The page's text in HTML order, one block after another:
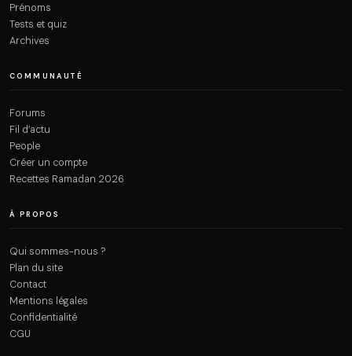
Prénoms
Tests et quiz
Archives
COMMUNAUTÉ
Forums
Fil d’actu
People
Créer un compte
Recettes Ramadan 2026
À PROPOS
Qui sommes-nous ?
Plan du site
Contact
Mentions légales
Confidentialité
CGU